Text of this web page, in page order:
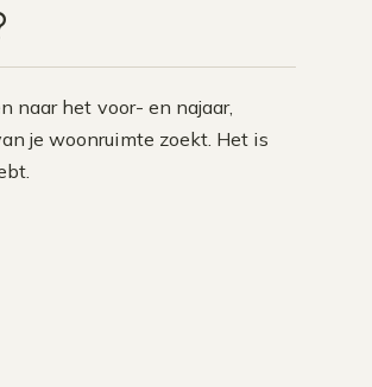
naar het voor- en najaar,
je woonruimte zoekt. Het is